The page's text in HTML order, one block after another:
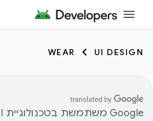
UI DESIGN
WEAR